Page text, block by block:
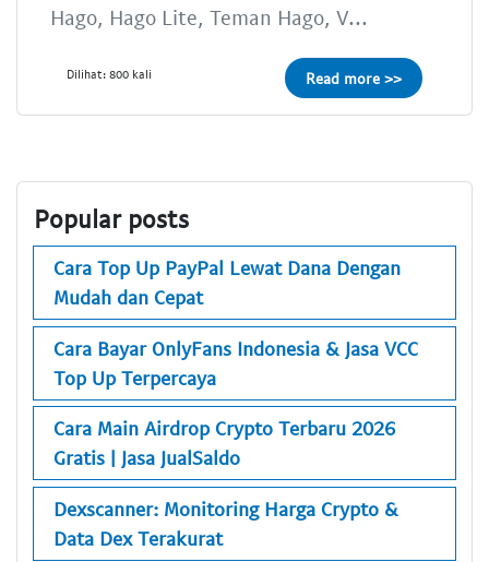
Hago, Hago Lite, Teman Hago, V...
Dilihat: 800 kali Read more >>
Popular posts
Cara Top Up PayPal Lewat Dana Dengan
Mudah dan Cepat
Cara Bayar OnlyFans Indonesia & Jasa VCC
Top Up Terpercaya
Cara Main Airdrop Crypto Terbaru 2026
Gratis | Jasa JualSaldo
Dexscanner: Monitoring Harga Crypto &
Data Dex Terakurat